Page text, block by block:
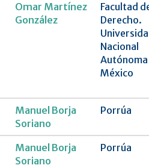
Omar Martínez
González
Facultad
Derecho.
Nacional
Autónoma
México
Manuel Borja
Soriano
Porrúa
Manuel Borja
Soriano
Porrúa